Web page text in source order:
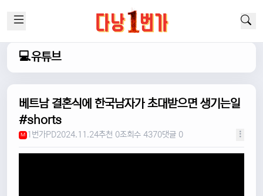
💻유튜브
베트남 결혼식에 한국남자가 초대받으면 생기는일
#shorts
M 1번가PD2024.11.24추천 0조회수 4370댓글 0